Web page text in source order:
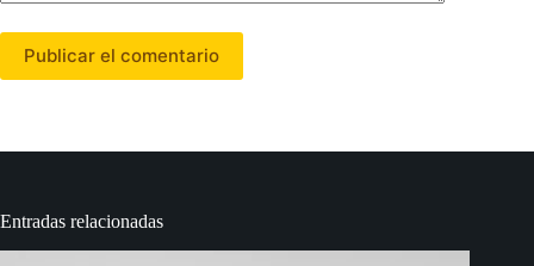
Publicar el comentario
Entradas relacionadas